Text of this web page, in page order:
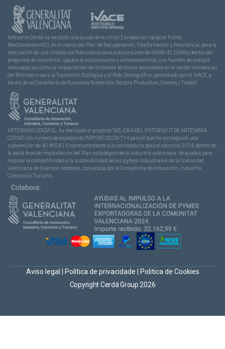
Artesanía Cerdá ha recibido una ayuda de la Unión Europea con cargo al Fondo
NextGenerationEU, en el marco del Plan de Recuperación, Trasformación y Resiliencia, para la
realización de una instalación fotovoltaica para autoconsumo de 50kW/43,20kWp dentro del
programa de incentivos ligados al autoconsumo y almacenamiento, con fuentes de energía
renovable, así como la implantación de sistemas térmicos renovables en el sector residencial
del Ministerio para la Transición Ecológica y el Reto Demográfico, gestionado por el IVACE, a
través de la Consellería de Economía Sostenible, Sectors Productius, Comerç i Treball.
ARTESANIA CERDA SL, ha realizado el proyecto “MEJORA DEL ENTORNO IT DE ARTESANÍA
CERDÁ” con número de expediente INPYME/2024/714 para el que ha conseguido una
subvención de 40.465,62 € correspondiente a la convocatoria para el ejercicio 2024, dentro de
la sexta fase de implantación del Plan estratégico de la industria valenciana, de ayudas para
mejorar la competitividad y la sostenibilidad de las pymes industriales de la Comunitat
Valenciana de diversos sectores, convocada por la Conselleria de Innovación, Industria,
Comercio y Turismo.
Copyright Cerdá Group 2026
Aviso legal Política de privacidade Politica de Cookies